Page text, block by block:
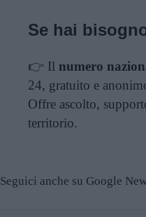
Se hai
👉 Il numero
24, gratuito e
Offre ascolto,
territorio.
Seguici anche su Google